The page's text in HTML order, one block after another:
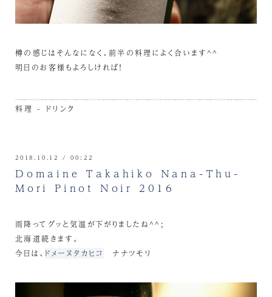
樽の感じはそんなになく、前半の料理によく合います^^
明日のお客様もよろしければ！
料理 - ドリンク
2018.10.12 / 00:22
Domaine Takahiko Ｎana-Thu-
Mori Pinot Noir 2016
雨降ってグッと気温が下がりましたね^^;
北海道続きます。
今日は、 ドメーヌタカヒコ ナナツモリ